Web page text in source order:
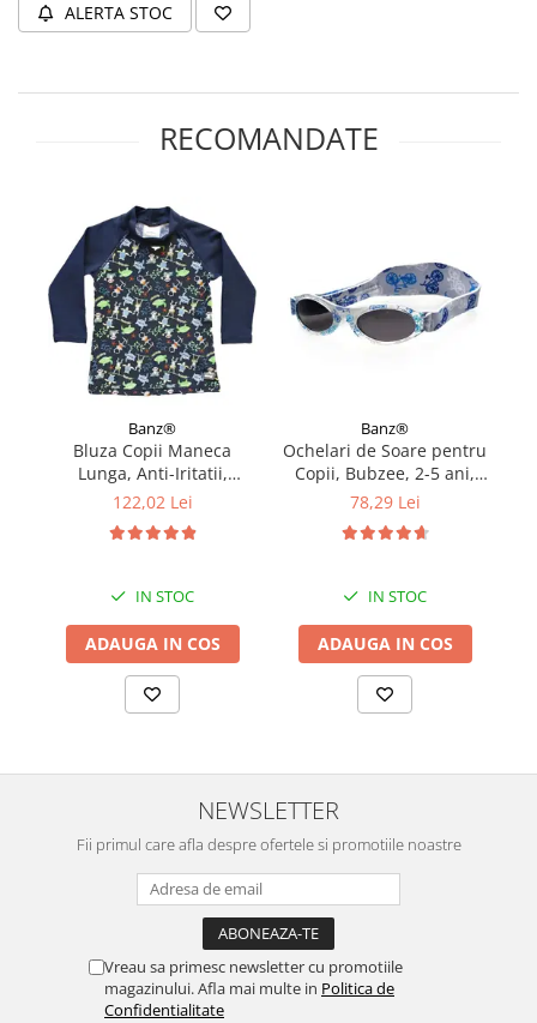
ALERTA STOC
RECOMANDATE
Banz®
Bluza Copii Maneca
Lunga, Anti-Iritatii,
Protectie Soare UPF50+,
122,02 Lei
IN STOC
ADAUGA IN COS
Banz®
Ochelari de Soare pentru
Copii, Bubzee, 2-5 ani,
Diverse culori
78,29 Lei
IN STOC
ADAUGA IN COS
NEWSLETTER
Fii primul care afla despre ofertele si promotiile noastre
Vreau sa primesc newsletter cu promotiile
magazinului. Afla mai multe in Politica de
Confidentialitate